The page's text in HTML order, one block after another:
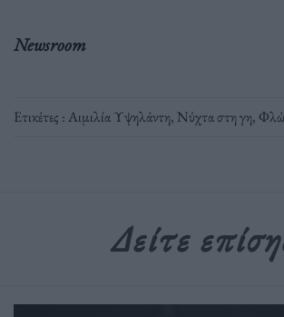
Newsroom
Ετικέτες :Αιμιλία Υψηλάντη, Νύχτα στη γη,
Δείτε